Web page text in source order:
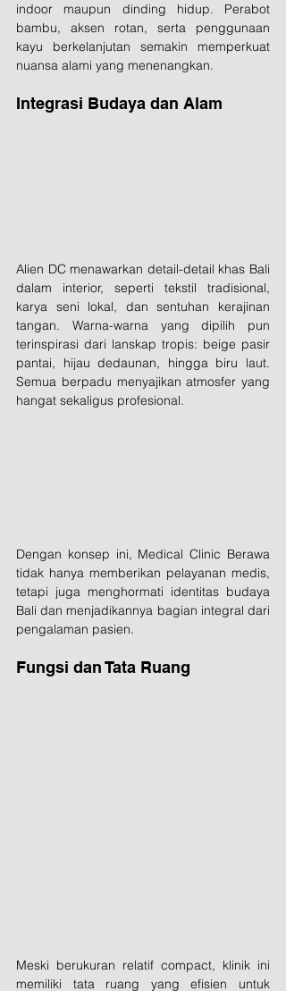
indoor maupun dinding hidup. Perabot
bambu, aksen rotan, serta penggunaan
kayu berkelanjutan semakin memperkuat
nuansa alami yang menenangkan.
Integrasi Budaya dan Alam
Alien DC menawarkan detail-detail khas Bali
dalam interior, seperti tekstil tradisional,
karya seni lokal, dan sentuhan kerajinan
tangan. Warna-warna yang dipilih pun
terinspirasi dari lanskap tropis: beige pasir
pantai, hijau dedaunan, hingga biru laut.
Semua berpadu menyajikan atmosfer yang
hangat sekaligus profesional.
Dengan konsep ini, Medical Clinic Berawa
tidak hanya memberikan pelayanan medis,
tetapi juga menghormati identitas budaya
Bali dan menjadikannya bagian integral dari
pengalaman pasien.
Fungsi dan Tata Ruang
Meski berukuran relatif compact, klinik ini
memiliki tata ruang yang efisien untuk